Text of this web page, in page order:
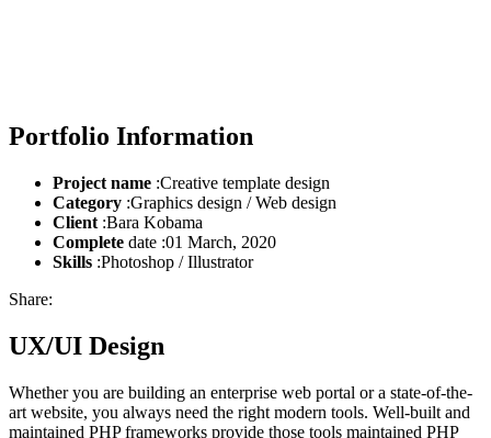
Portfolio Information
Project name :Creative template design
Category :Graphics design / Web design
Client :Bara Kobama
Complete date :01 March, 2020
Skills :Photoshop / Illustrator
Share:
UX/UI Design
Whether you are building an enterprise web portal or a state-of-the-
art website, you always need the right modern tools. Well-built and
maintained PHP frameworks provide those tools maintained PHP